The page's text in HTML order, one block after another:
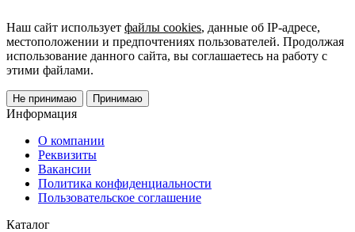
Наш сайт использует файлы cookies, данные об IP-адресе,
местоположении и предпочтениях пользователей. Продолжая
использование данного сайта, вы соглашаетесь на работу с
этими файлами.
Не принимаю Принимаю
Информация
О компании
Реквизиты
Вакансии
Политика конфиденциальности
Пользовательское соглашение
Каталог